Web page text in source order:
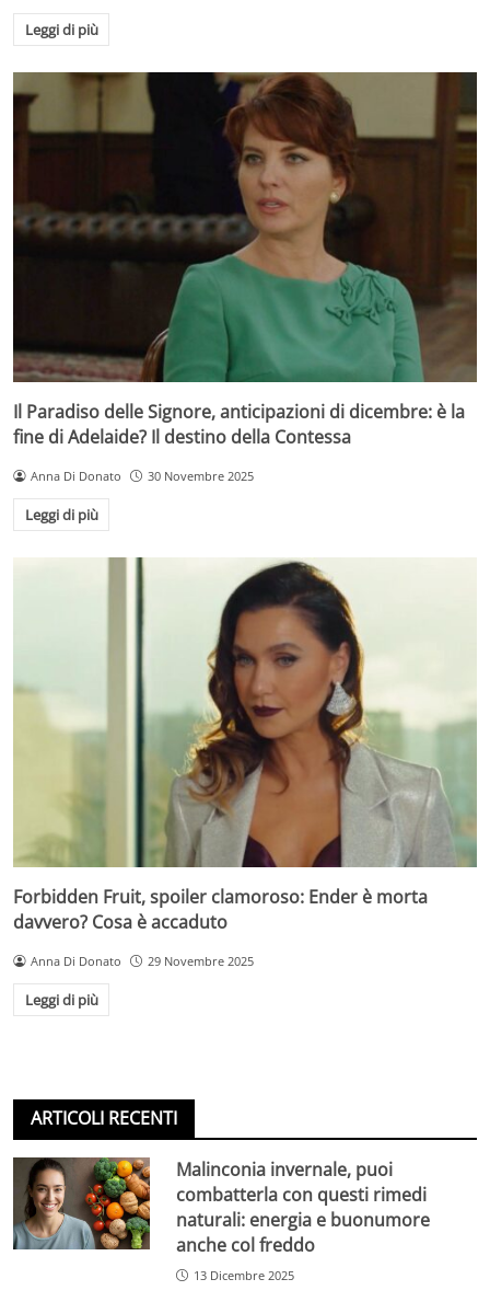
Leggi di più
Il Paradiso delle Signore, anticipazioni di dicembre: è la
fine di Adelaide? Il destino della Contessa
Anna Di Donato 30 Novembre 2025
Leggi di più
Forbidden Fruit, spoiler clamoroso: Ender è morta
davvero? Cosa è accaduto
Anna Di Donato 29 Novembre 2025
Leggi di più
ARTICOLI RECENTI
Malinconia invernale, puoi
combatterla con questi rimedi
naturali: energia e buonumore
anche col freddo
13 Dicembre 2025